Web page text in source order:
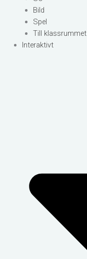
Bild
Spel
Till klassrummet
Interaktivt